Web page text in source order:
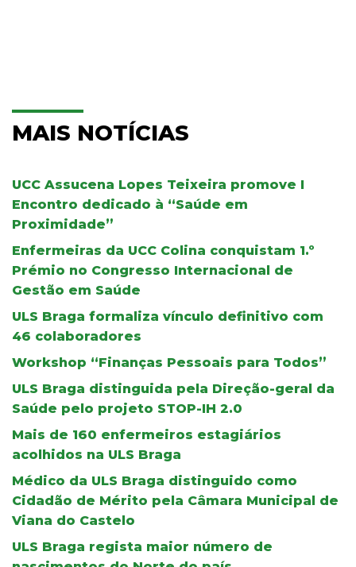
MAIS NOTÍCIAS
UCC Assucena Lopes Teixeira promove I
Encontro dedicado à “Saúde em
Proximidade”
Enfermeiras da UCC Colina conquistam 1.º
Prémio no Congresso Internacional de
Gestão em Saúde
ULS Braga formaliza vínculo definitivo com
46 colaboradores
Workshop “Finanças Pessoais para Todos”
ULS Braga distinguida pela Direção-geral da
Saúde pelo projeto STOP-IH 2.0
Mais de 160 enfermeiros estagiários
acolhidos na ULS Braga
Médico da ULS Braga distinguido como
Cidadão de Mérito pela Câmara Municipal de
Viana do Castelo
ULS Braga regista maior número de